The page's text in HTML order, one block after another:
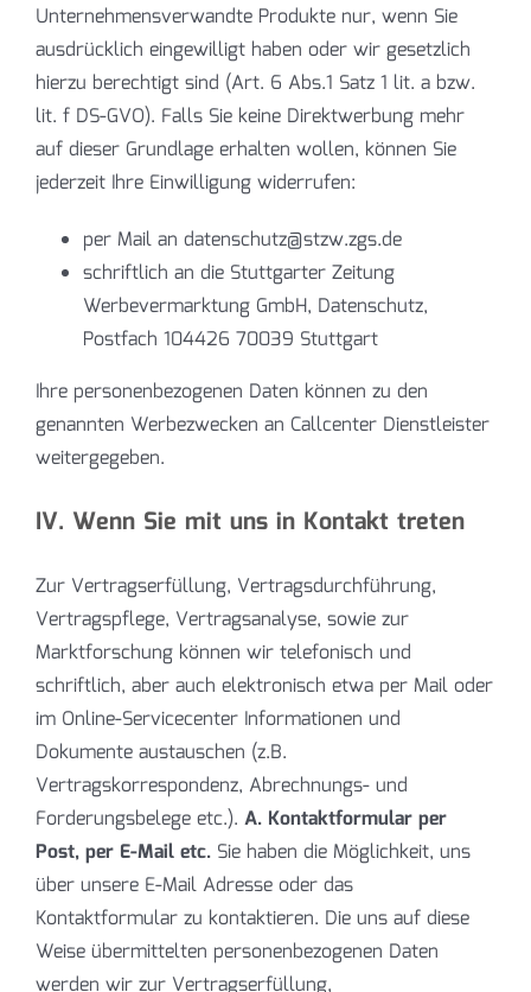
Unternehmensverwandte Produkte nur, wenn Sie
ausdrücklich eingewilligt haben oder wir gesetzlich
hierzu berechtigt sind (Art. 6 Abs.1 Satz 1 lit. a bzw.
lit. f DS-GVO). Falls Sie keine Direktwerbung mehr
auf dieser Grundlage erhalten wollen, können Sie
jederzeit Ihre Einwilligung widerrufen:
per Mail an datenschutz@stzw.zgs.de
schriftlich an die Stuttgarter Zeitung
Werbevermarktung GmbH, Datenschutz,
Postfach 104426 70039 Stuttgart
Ihre personenbezogenen Daten können zu den
genannten Werbezwecken an Callcenter Dienstleister
weitergegeben.
IV. Wenn Sie mit uns in Kontakt treten
Zur Vertragserfüllung, Vertragsdurchführung,
Vertragspflege, Vertragsanalyse, sowie zur
Marktforschung können wir telefonisch und
schriftlich, aber auch elektronisch etwa per Mail oder
im Online-Servicecenter Informationen und
Dokumente austauschen (z.B.
Vertragskorrespondenz, Abrechnungs- und
Forderungsbelege etc.). A. Kontaktformular per
Post, per E-Mail etc. Sie haben die Möglichkeit, uns
über unsere E-Mail Adresse oder das
Kontaktformular zu kontaktieren. Die uns auf diese
Weise übermittelten personenbezogenen Daten
werden wir zur Vertragserfüllung,